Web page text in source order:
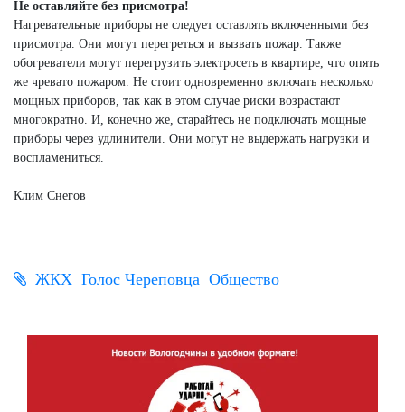
Не оставляйте без присмотра!
Нагревательные приборы не следует оставлять включенными без
присмотра. Они могут перегреться и вызвать пожар. Также
обогреватели могут перегрузить электросеть в квартире, что опять
же чревато пожаром. Не стоит одновременно включать несколько
мощных приборов, так как в этом случае риски возрастают
многократно. И, конечно же, старайтесь не подключать мощные
приборы через удлинители. Они могут не выдержать нагрузки и
воспламениться.
Клим Снегов
ЖКХ Голос Череповца Общество